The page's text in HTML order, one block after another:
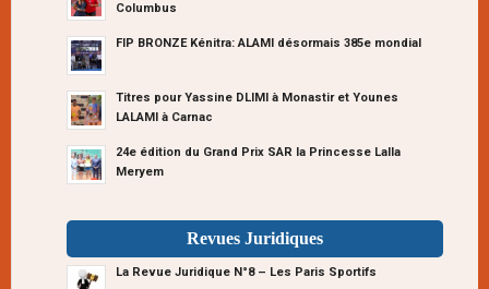
Columbus
FIP BRONZE Kénitra: ALAMI désormais 385e mondial
Titres pour Yassine DLIMI à Monastir et Younes
LALAMI à Carnac
24e édition du Grand Prix SAR la Princesse Lalla
Meryem
Revues Juridiques
La Revue Juridique N°8 – Les Paris Sportifs